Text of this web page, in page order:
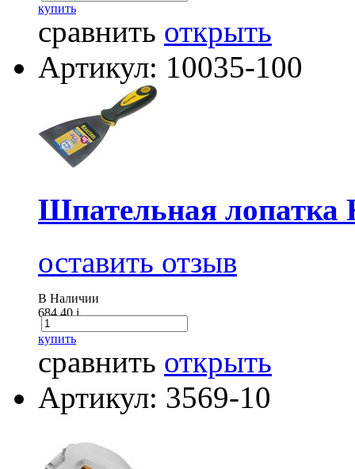
купить
сравнить открыть
Артикул: 10035-100
Шпательная
оставить отзыв
В Наличии
684.40i
купить
сравнить открыть
Артикул: 3569-10